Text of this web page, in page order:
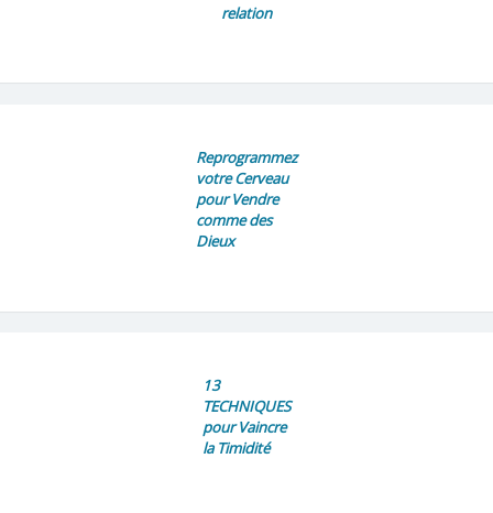
relation
Reprogrammez
votre Cerveau
pour Vendre
comme des
Dieux
13
TECHNIQUES
pour Vaincre
la Timidité